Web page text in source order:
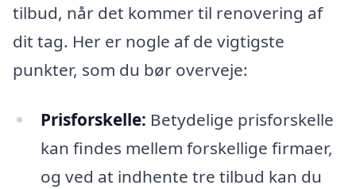
tilbud, når det kommer til renovering af
dit tag. Her er nogle af de vigtigste
punkter, som du bør overveje:
Prisforskelle: Betydelige prisforskelle
kan findes mellem forskellige firmaer,
og ved at indhente tre tilbud kan du